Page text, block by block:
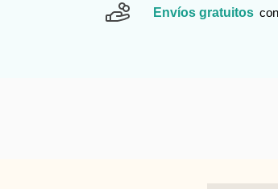
Envíos gratuitos